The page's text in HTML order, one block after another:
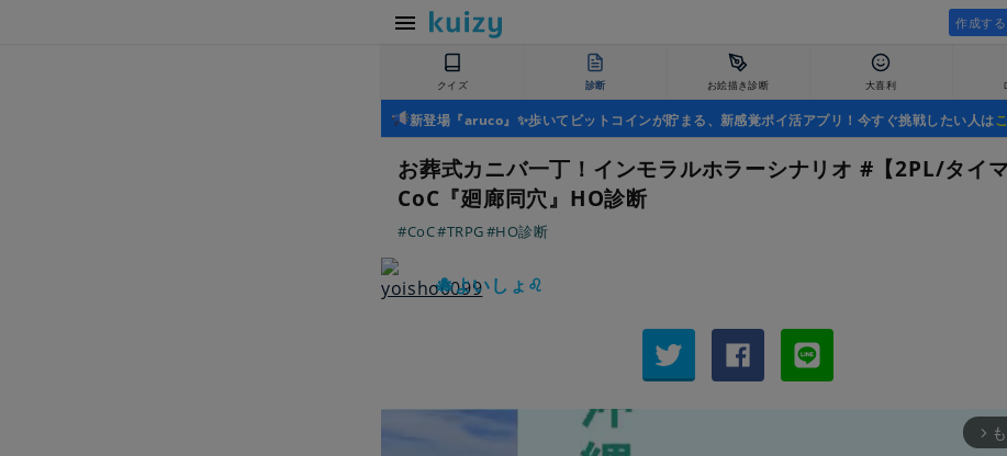
作成する
クイズ 診断 お絵描き診断 大喜利
新登場『aruco』✨歩いてビットコインが貯まる、新感覚ポイ活アプリ！今すぐ挑戦したい人は
お葬式カニバ一丁！インモラルホラーシナリオ #【2PL/タイマ
CoC『廻廊同穴』HO診断
#CoC#TRPG#HO診断
🐙よいしょ♌
arrow_forward_ios